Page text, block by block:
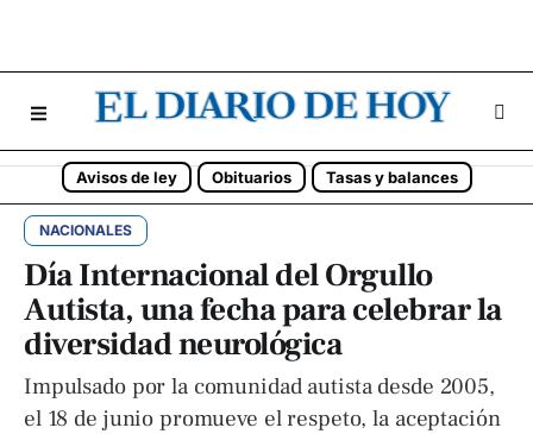
Avisos de ley Obituarios Tasas y balances
NACIONALES
Día Internacional del Orgullo
Autista, una fecha para celebrar la
diversidad neurológica
Impulsado por la comunidad autista desde 2005,
el 18 de junio promueve el respeto, la aceptación